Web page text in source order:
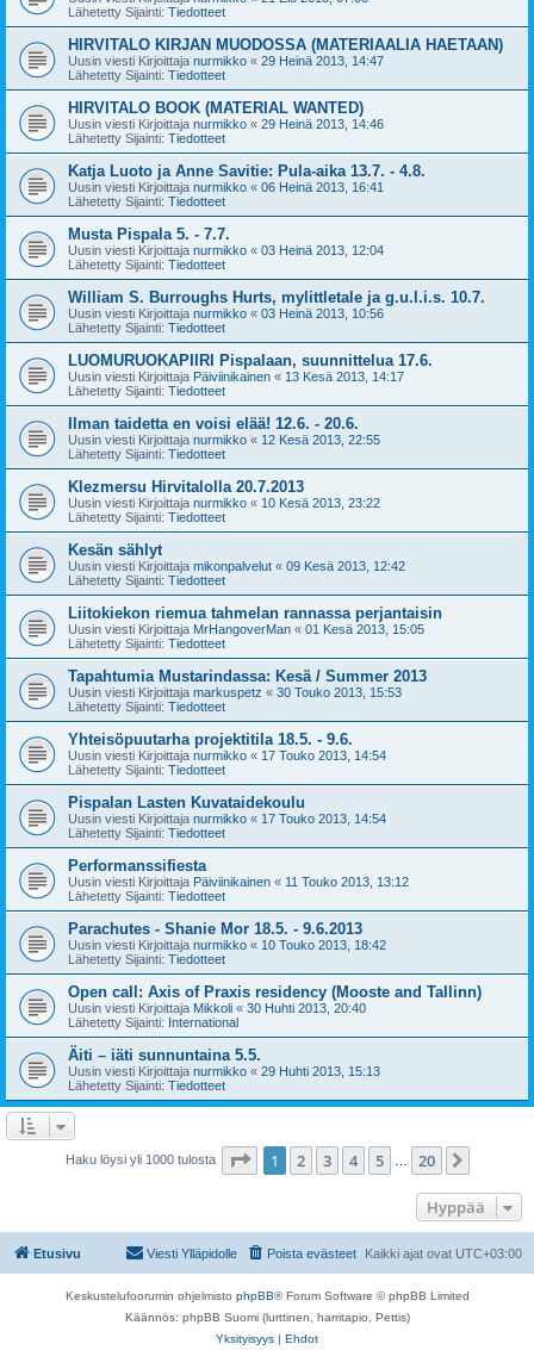
Lähetetty Sijainti: Tiedotteet
HIRVITALO KIRJAN MUODOSSA (MATERIAALIA HAETAAN)
Uusin viesti Kirjoittaja nurmikko « 29 Heinä 2013, 14:47
Lähetetty Sijainti: Tiedotteet
HIRVITALO BOOK (MATERIAL WANTED)
Uusin viesti Kirjoittaja nurmikko « 29 Heinä 2013, 14:46
Lähetetty Sijainti: Tiedotteet
Katja Luoto ja Anne Savitie: Pula-aika 13.7. - 4.8.
Uusin viesti Kirjoittaja nurmikko « 06 Heinä 2013, 16:41
Lähetetty Sijainti: Tiedotteet
Musta Pispala 5. - 7.7.
Uusin viesti Kirjoittaja nurmikko « 03 Heinä 2013, 12:04
Lähetetty Sijainti: Tiedotteet
William S. Burroughs Hurts, mylittletale ja g.u.l.i.s. 10.7.
Uusin viesti Kirjoittaja nurmikko « 03 Heinä 2013, 10:56
Lähetetty Sijainti: Tiedotteet
LUOMURUOKAPIIRI Pispalaan, suunnittelua 17.6.
Uusin viesti Kirjoittaja Päiviinikainen « 13 Kesä 2013, 14:17
Lähetetty Sijainti: Tiedotteet
Ilman taidetta en voisi elää! 12.6. - 20.6.
Uusin viesti Kirjoittaja nurmikko « 12 Kesä 2013, 22:55
Lähetetty Sijainti: Tiedotteet
Klezmersu Hirvitalolla 20.7.2013
Uusin viesti Kirjoittaja nurmikko « 10 Kesä 2013, 23:22
Lähetetty Sijainti: Tiedotteet
Kesän sählyt
Uusin viesti Kirjoittaja mikonpalvelut « 09 Kesä 2013, 12:42
Lähetetty Sijainti: Tiedotteet
Liitokiekon riemua tahmelan rannassa perjantaisin
Uusin viesti Kirjoittaja MrHangoverMan « 01 Kesä 2013, 15:05
Lähetetty Sijainti: Tiedotteet
Tapahtumia Mustarindassa: Kesä / Summer 2013
Uusin viesti Kirjoittaja markuspetz « 30 Touko 2013, 15:53
Lähetetty Sijainti: Tiedotteet
Yhteisöpuutarha projektitila 18.5. - 9.6.
Uusin viesti Kirjoittaja nurmikko « 17 Touko 2013, 14:54
Lähetetty Sijainti: Tiedotteet
Pispalan Lasten Kuvataidekoulu
Uusin viesti Kirjoittaja nurmikko « 17 Touko 2013, 14:54
Lähetetty Sijainti: Tiedotteet
Performanssifiesta
Uusin viesti Kirjoittaja Päiviinikainen « 11 Touko 2013, 13:12
Lähetetty Sijainti: Tiedotteet
Parachutes - Shanie Mor 18.5. - 9.6.2013
Uusin viesti Kirjoittaja nurmikko « 10 Touko 2013, 18:42
Lähetetty Sijainti: Tiedotteet
Open call: Axis of Praxis residency (Mooste and Tallinn)
Uusin viesti Kirjoittaja Mikkoli « 30 Huhti 2013, 20:40
Lähetetty Sijainti: International
Äiti – iäti sunnuntaina 5.5.
Uusin viesti Kirjoittaja nurmikko « 29 Huhti 2013, 15:13
Lähetetty Sijainti: Tiedotteet
Haku löysi yli 1000 tulosta Sivu /20
1 2 3 4 5 20
Hyppää
Etusivu Kaikki ajat ovat UTC+03:00
Poista evästeet
Viesti Ylläpidolle
Keskustelufoorumin ohjelmisto phpBB® Forum Software © phpBB Limited
Käännös: phpBB Suomi (lurttinen, harritapio, Pettis)
Yksityisyys | Ehdot